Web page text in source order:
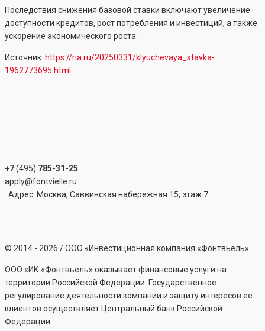
Последствия снижения базовой ставки включают увеличение
доступности кредитов, рост потребления и инвестиций, а также
ускорение экономического роста.
Источник: https://ria.ru/20250331/klyuchevaya_stavka-
1962773695.html
+7(495) 785-31-25
apply@fontvielle.ru
Адрес: Москва, Саввинская набережная 15, этаж 7
© 2014 - 2026 / ООО «Инвестиционная компания «Фонтвьель»
ООО «ИК «Фонтвьель» оказывает финансовые услуги на
территории Российской Федерации. Государственное
регулирование деятельности компании и защиту интересов ее
клиентов осуществляет Центральный банк Российской
Федерации.